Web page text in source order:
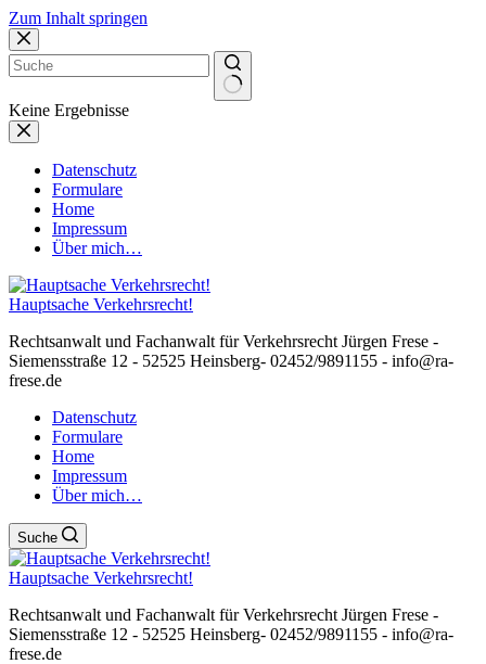
Zum Inhalt springen
Keine Ergebnisse
Datenschutz
Formulare
Home
Impressum
Über mich…
Hauptsache Verkehrsrecht!
Rechtsanwalt und Fachanwalt für Verkehrsrecht Jürgen Frese -
Siemensstraße 12 - 52525 Heinsberg- 02452/9891155 - info@ra-
frese.de
Datenschutz
Formulare
Home
Impressum
Über mich…
Suche
Hauptsache Verkehrsrecht!
Rechtsanwalt und Fachanwalt für Verkehrsrecht Jürgen Frese -
Siemensstraße 12 - 52525 Heinsberg- 02452/9891155 - info@ra-
frese.de